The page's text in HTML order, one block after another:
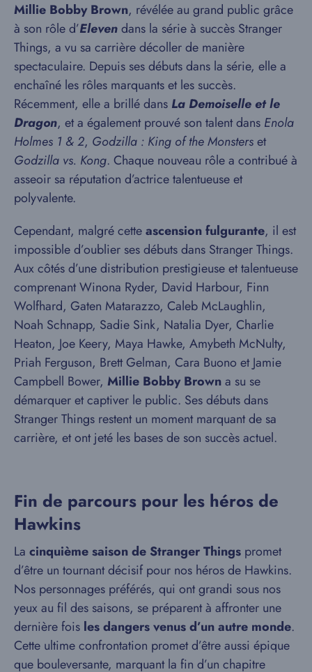
Millie Bobby Brown, révélée au grand public grâce
à son rôle d’Elevendans la série à succès Stranger
Things, a vu sa carrière décoller de manière
spectaculaire. Depuis ses débuts dans la série, elle a
enchaîné les rôles marquants et les succès.
Récemment, elle a brillé dans La Demoiselle et le
Dragon, et a également prouvé son talent dans Enola
Holmes 1 & 2, Godzilla : King of the Monsterset
Godzilla vs. Kong. Chaque nouveau rôle a contribué à
asseoir sa réputation d’actrice talentueuse et
polyvalente.
Cependant, malgré cetteascension fulgurante, il est
impossible d’oublier ses débuts dans Stranger Things.
Aux côtés d’une distribution prestigieuse et talentueuse
comprenant Winona Ryder, David Harbour, Finn
Wolfhard, Gaten Matarazzo, Caleb McLaughlin,
Noah Schnapp, Sadie Sink, Natalia Dyer, Charlie
Heaton, Joe Keery, Maya Hawke, Amybeth McNulty,
Priah Ferguson, Brett Gelman, Cara Buono et Jamie
Campbell Bower, Millie Bobby Browna su se
démarquer et captiver le public. Ses débuts dans
Stranger Things restent un moment marquant de sa
carrière, et ont jeté les bases de son succès actuel.
Fin de parcours pour les héros de
Hawkins
La cinquième saison de Stranger Things promet
d’être un tournant décisif pour nos héros de Hawkins.
Nos personnages préférés, qui ont grandi sous nos
yeux au fil des saisons, se préparent à affronter une
dernière fois les dangers venus d’un autre monde.
Cette ultime confrontation promet d’être aussi épique
que bouleversante, marquant la fin d’un chapitre